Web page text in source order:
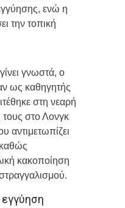
ενώ η
την τοπική
γνωστά, ο
ως καθηγητής
στη νεαρή
τους στο Λονγκ
αντιμετωπίζει
καθώς
κακοποίηση